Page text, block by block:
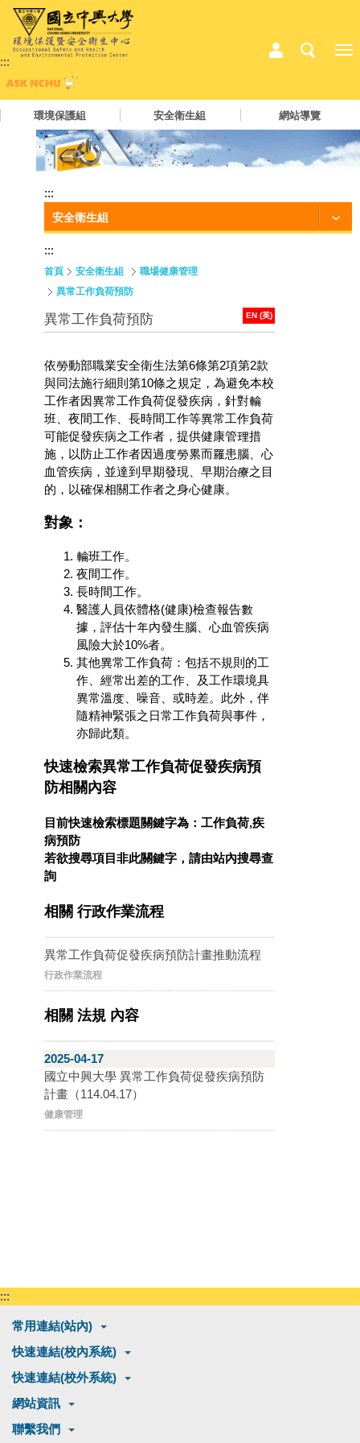
:::
環境保護組 安全衛生組 網站導覽
:::
安全衛生組
:::
首頁 安全衛生組
職場健康管理
異常工作負荷預防
EN (英)
異常工作負荷預防
依勞動部職業安全衛生法第6條第2項第2款
與同法施行細則第10條之規定，為避免本校
工作者因異常工作負荷促發疾病，針對輪
班、夜間工作、長時間工作等異常工作負荷
可能促發疾病之工作者，提供健康管理措
施，以防止工作者因過度勞累而罹患腦、心
血管疾病，並達到早期發現、早期治療之目
的，以確保相關工作者之身心健康。
對象：
輪班工作。
夜間工作。
長時間工作。
醫護人員依體格(健康)檢查報告數
據，評估十年內發生腦、心血管疾病
風險大於10%者。
其他異常工作負荷：包括不規則的工
作、經常出差的工作、及工作環境具
異常溫度、噪音、或時差。此外，伴
隨精神緊張之日常工作負荷與事件，
亦歸此類。
快速檢索異常工作負荷促發疾病預
防相關內容
目前快速檢索標題關鍵字為：工作負荷,疾
病預防
若欲搜尋項目非此關鍵字，請由站內搜尋查
詢
相關 行政作業流程
異常工作負荷促發疾病預防計畫推動流程
行政作業流程
相關 法規 內容
2025-04-17
國立中興大學 異常工作負荷促發疾病預防
計畫（114.04.17）
健康管理
:::
常用連結(站內)
快速連結(校內系統)
快速連結(校外系統)
網站資訊
聯繫我們